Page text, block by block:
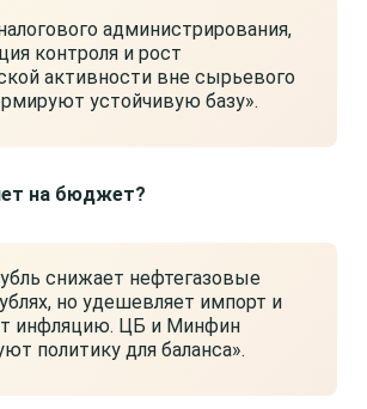
администрирования,
контроля и рост
активности вне сырьевого
устойчивую базу».
на бюджет?
снижает нефтегазовые
но удешевляет импорт и
инфляцию. ЦБ и Минфин
политику для баланса».